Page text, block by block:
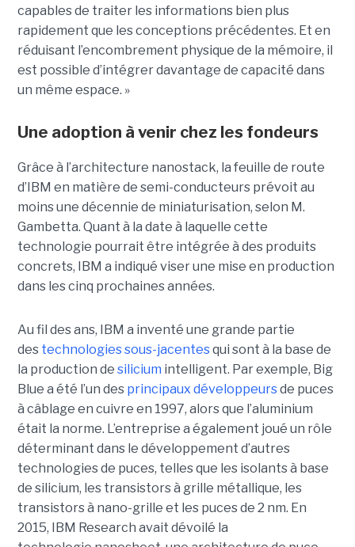
capables de traiter les informations bien plus
rapidement que les conceptions précédentes. Et en
réduisant l’encombrement physique de la mémoire, il
est possible d’intégrer davantage de capacité dans
un même espace. »
Une adoption à venir chez les fondeurs
Grâce à l’architecture nanostack, la feuille de route
d’IBM en matière de semi-conducteurs prévoit au
moins une décennie de miniaturisation, selon M.
Gambetta. Quant à la date à laquelle cette
technologie pourrait être intégrée à des produits
concrets, IBM a indiqué viser une mise en production
dans les cinq prochaines années.
Au fil des ans, IBM a inventé une grande partie
des technologies sous-jacentesqui sont à la base de
la production de silicium intelligent. Par exemple, Big
Blue a été l’un des principaux développeursde puces
à câblage en cuivre en 1997, alors que l’aluminium
était la norme. L’entreprise a également joué un rôle
déterminant dans le développement d’autres
technologies de puces, telles que les isolants à base
de silicium, les transistors à grille métallique, les
transistors à nano-grille et les puces de 2 nm. En
2015, IBM Research avait dévoilé la